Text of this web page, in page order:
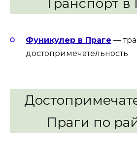
Транспорт в
Фуникулер в Праге —
достопримечательность
Праги по